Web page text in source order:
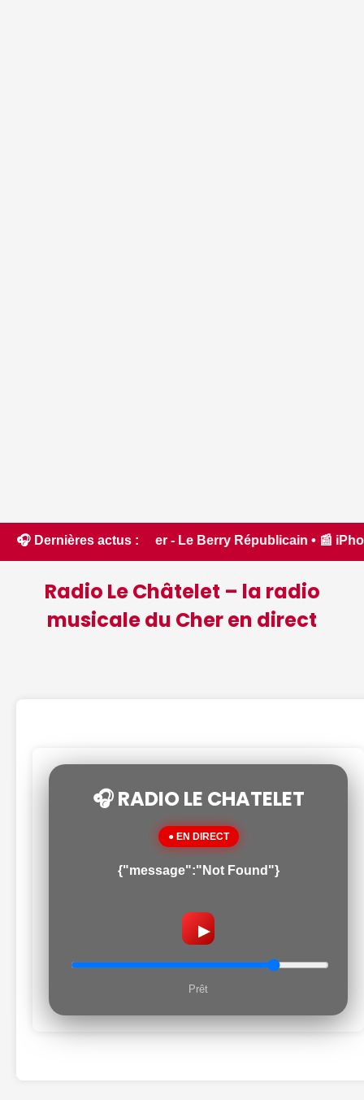
🎧 Dernières actus :
Le Berry Républicain • 📰 iPhone 18 Pro : il
Radio Le Châtelet – la radio
musicale du Cher en direct
🎧 RADIO LE CHATELET
● EN DIRECT
{"message":"Not Found"}
▶
Prêt